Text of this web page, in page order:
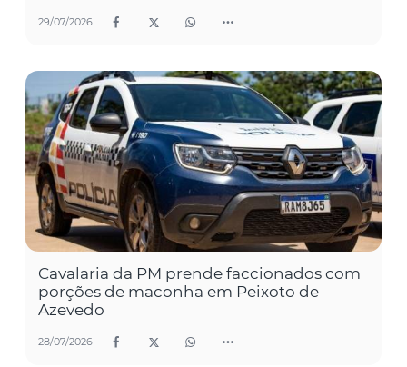
29/07/2026
Cavalaria da PM prende faccionados com
porções de maconha em Peixoto de
Azevedo
28/07/2026